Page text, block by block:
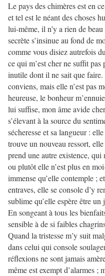
Le pays des chimères est en
et tel est le néant des choses
lui-même, il n’y a rien de
secrète s’insinue au fond de
comme vous disiez autrefois
ce qui m’est cher ne suffit
inutile dont il ne sait que faire.
conviens, mais elle n’est pas
heureuse, le bonheur
lui suffise, mon âme avide
s’élevant à la source du
sécheresse et sa langueur :
trouve un nouveau ressort,
prend une autre existence,
ou plutôt elle n’est plus en
immense qu’elle contemple ;
entraves, elle se console d’y
sublime qu’elle espère être un
En songeant à tous les
sensible à de si faibles
Quand la tristesse m’y suit
dans celui qui console
réflexions ne sont jamais
même est exempt d’alarmes ;